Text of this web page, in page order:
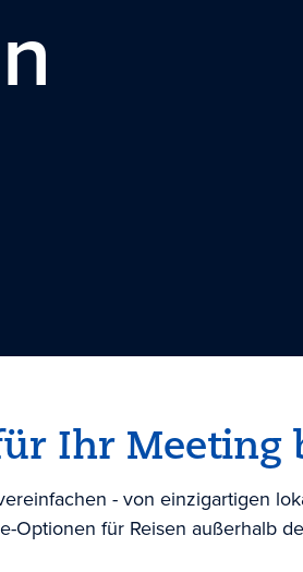
Ihr Meeting
- von einzigartigen
für Reisen außerhalb